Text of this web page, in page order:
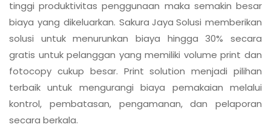
tinggi produktivitas penggunaan maka semakin besar
biaya yang dikeluarkan. Sakura Jaya Solusi memberikan
solusi untuk menurunkan biaya hingga 30% secara
gratis untuk pelanggan yang memiliki volume print dan
fotocopy cukup besar. Print solution menjadi pilihan
terbaik untuk mengurangi biaya pemakaian melalui
kontrol, pembatasan, pengamanan, dan pelaporan
secara berkala.